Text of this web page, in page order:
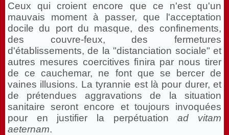
Ceux qui croient encore que ce n'est qu'un
mauvais moment à passer, que l'acceptation
docile du port du masque, des confinements,
des couvre-feux, des fermetures
d'établissements, de la "distanciation sociale" et
autres mesures coercitives finira par nous tirer
de ce cauchemar, ne font que se bercer de
vaines illusions. La tyrannie est là pour durer, et
de prétendues aggravations de la situation
sanitaire seront encore et toujours invoquées
pour en justifier la perpétuationad vitam
aeternam.